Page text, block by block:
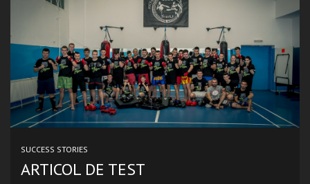
SUCCESS STORIES
ARTICOL DE TEST